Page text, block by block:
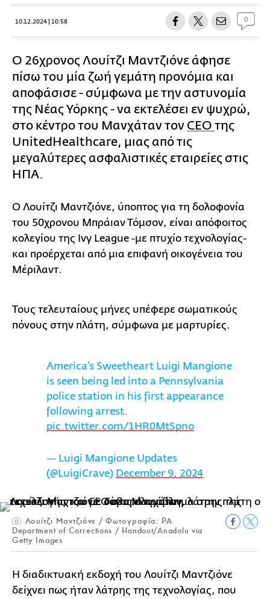
10.12.2024 | 10:58 0
Ο 26χρονος Λουίτζι Μαντζιόνε άφησε
πίσω του μία ζωή γεμάτη προνόμια και
αποφάσισε - σύμφωνα με την αστυνομία
της Νέας Υόρκης - να εκτελέσει εν ψυχρώ,
στο κέντρο του Μανχάταν τον CEO της
UnitedHealthcare, μιας από τις
μεγαλύτερες ασφαλιστικές εταιρείες στις
ΗΠΑ.
Ο Λουίτζι Μαντζιόνε, ύποπτος για τη δολοφονία
του 50χρονου Μπράιαν Τόμσον, είναι απόφοιτος
κολεγίου της Ivy League -με πτυχίο τεχνολογίας-
και προέρχεται από μια επιφανή οικογένεια του
Μέριλαντ.
Τους τελευταίους μήνες υπέφερε σωματικούς
πόνους στην πλάτη, σύμφωνα με μαρτυρίες.
America’s Sweetheart Luigi Mangione
is seen being led into a Pennsylvania
police station in his first appearance
following arrest.
pic.twitter.com/1HR0MtSpno
— Luigi Mangione Updates
(@LuigiCrave) December 9, 2024
Λουίτζι Μαντζιόνε / Φωτογραφία: PA
Department of Corrections / Handout/Anadolu via
Getty Images
Η διαδικτυακή εκδοχή του Λουίτζι Μαντζιόνε
δείχνει πως ήταν λάτρης της τεχνολογίας, που